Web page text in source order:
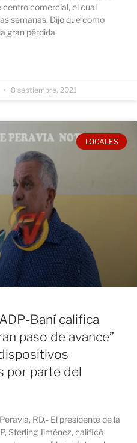
centro comercial, el cual
semanas. Dijo que como
gran pérdida
8 septiembre, 2021
LOCALES
Baní califica
paso de avance”
por parte del
RD.- El presidente de la
Sterling Jiménez, calificó